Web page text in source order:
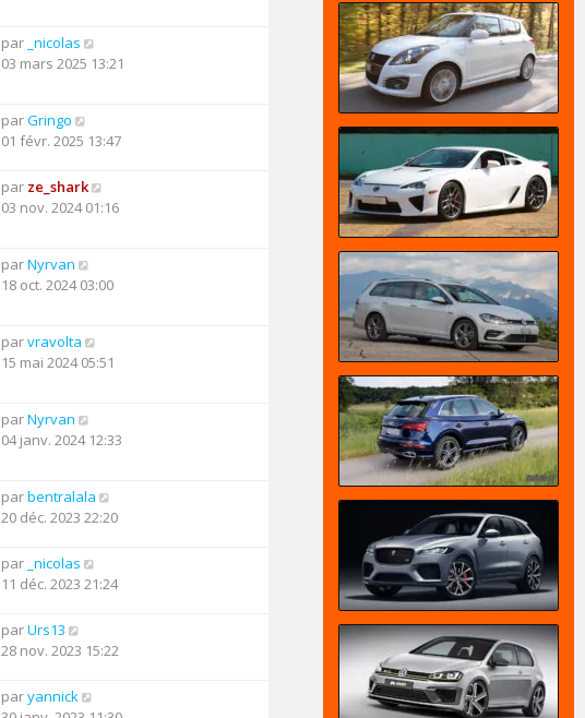
par _nicolas
03 mars 2025 13:21
parGringo
01 févr. 2025 13:47
par ze_shark
03 nov. 2024 01:16
parNyrvan
18 oct. 2024 03:00
parvravolta
15 mai 2024 05:51
parNyrvan
04 janv. 2024 12:33
parbentralala
20 déc. 2023 22:20
par _nicolas
11 déc. 2023 21:24
parUrs13
28 nov. 2023 15:22
paryannick